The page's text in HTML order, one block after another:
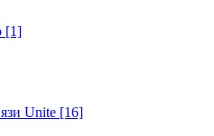
[1]
Unite [16]